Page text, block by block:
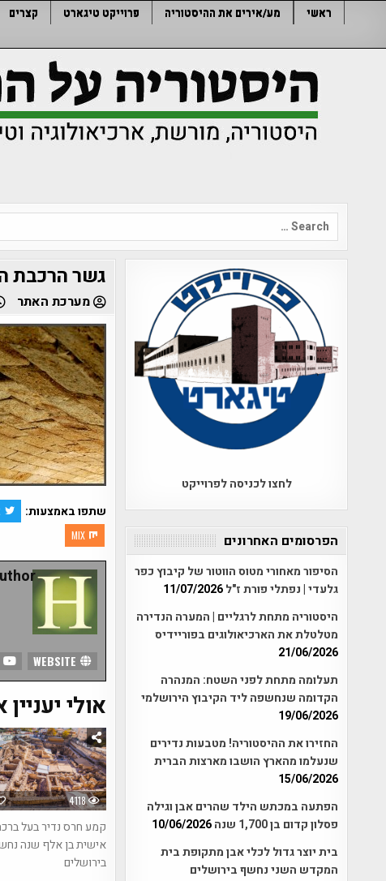
ראשי מע/אירים את ההיסטוריה פרוייקט טיגארט קצרים
Search
for:
גשר הרכבת
מערכת האתר
שתפו באמצעות:
MIX
אולי
4118
קמע חרס נדיר בעל
אישית בן אלף שנה
בירושלים
לחצו לכניסה לפרוייקט
הפרסומים האחרונים
הסיפור מאחורי מטוס הווטור של קיבוץ כפר
גלעדי | נפתלי פורת ז"ל11/07/2026
היסטוריה מתחת לרגליים | המערה הנדירה
מטלטלת את הארכיאולוגים בפוריידיס
21/06/2026
תעלומה מתחת לפני השטח: המנהרה
הקדומה שנחשפה ליד הקיבוץ הירושלמי
19/06/2026
החזירו את ההיסטוריה! מטבעות נדירים
שנעלמו מהארץ הושבו מארצות הברית
15/06/2026
הפתעה במכתש הילד שהרים אבן וגילה
פסלון קדום בן 1,700 שנה
10/06/2026
בית יוצר גדול לכלי אבן מתקופת בית
המקדש השני נחשף בירושלים